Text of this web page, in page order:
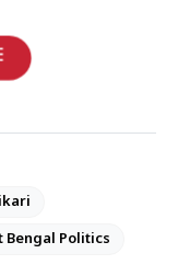
Bengal Politics